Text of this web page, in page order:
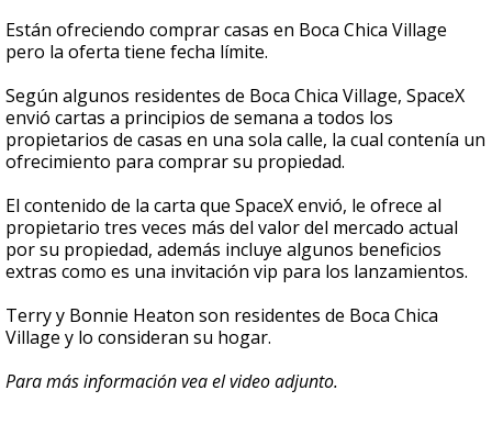
Están ofreciendo comprar casas en Boca Chica Village
pero la oferta tiene fecha límite.
Según algunos residentes de Boca Chica Village, SpaceX
envió cartas a principios de semana a todos los
propietarios de casas en una sola calle, la cual contenía un
ofrecimiento para comprar su propiedad.
El contenido de la carta que SpaceX envió, le ofrece al
propietario tres veces más del valor del mercado actual
por su propiedad, además incluye algunos beneficios
extras como es una invitación vip para los lanzamientos.
Terry y Bonnie Heaton son residentes de Boca Chica
Village y lo consideran su hogar.
Para más información vea el video adjunto.